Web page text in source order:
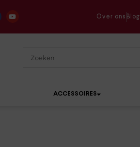
Over ons Blog
ACCESSOIRES